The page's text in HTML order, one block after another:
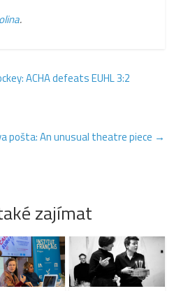
.
ACHA defeats EUHL 3:2
pošta: An unusual theatre piece →
zajímat